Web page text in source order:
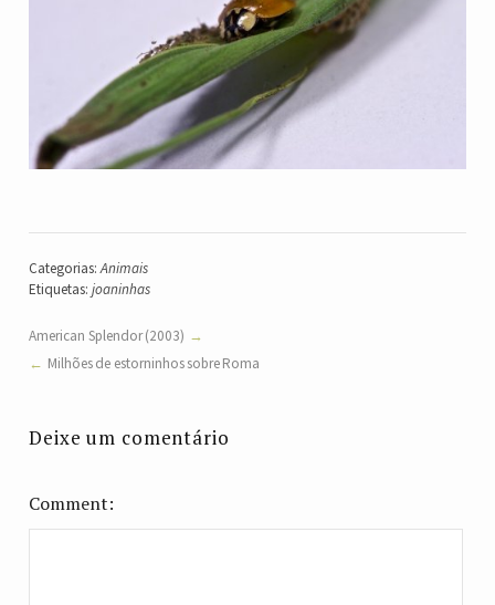
Categorias:Animais
Etiquetas: joaninhas
American Splendor (2003)
Milhões de estorninhos sobre Roma
Deixe um comentário
Comment